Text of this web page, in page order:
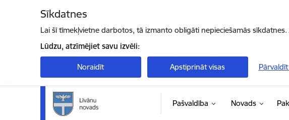
Sīkdatnes
Lai šī tīmekļvietne darbotos, tā izmanto obligāti nepieciešamās
Lūdzu, atzīmējiet savu izvēli:
Noraidīt Apstiprināt visas
Pašvaldība Novads